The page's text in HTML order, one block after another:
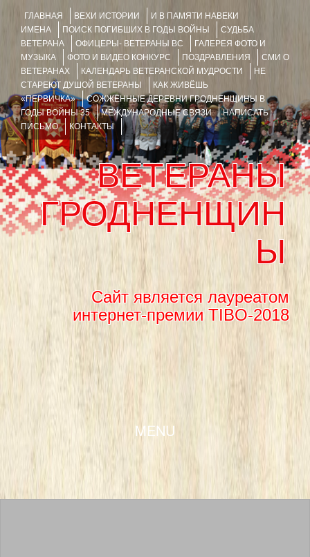
ГЛАВНАЯ ВЕХИ ИСТОРИИ
И В ПАМЯТИ НАВЕКИ
ИМЕНА
ПОИСК ПОГИБШИХ В ГОДЫ ВОЙНЫ
СУДЬБА
ВЕТЕРАНА
ОФИЦЕРЫ- ВЕТЕРАНЫ ВС
ГАЛЕРЕЯ ФОТО И
МУЗЫКА
ФОТО И ВИДЕО КОНКУРС ПОЗДРАВЛЕНИЯ
СМИ О
ВЕТЕРАНАХ
КАЛЕНДАРЬ ВЕТЕРАНСКОЙ МУДРОСТИ
НЕ
СТАРЕЮТ ДУШОЙ ВЕТЕРАНЫ
КАК ЖИВЁШЬ
«ПЕРВИЧКА»
СОЖЖЁННЫЕ ДЕРЕВНИ ГРОДНЕНЩИНЫ В
ГОДЫ ВОЙНЫ 35
МЕЖДУНАРОДНЫЕ СВЯЗИ
НАПИСАТЬ
ПИСЬМО
КОНТАКТЫ
ВЕТЕРАНЫ
ГРОДНЕНЩИН
Ы
Сайт является лауреатом
интернет-премии TIBO-2018
MENU
SKIP TO CONTENT